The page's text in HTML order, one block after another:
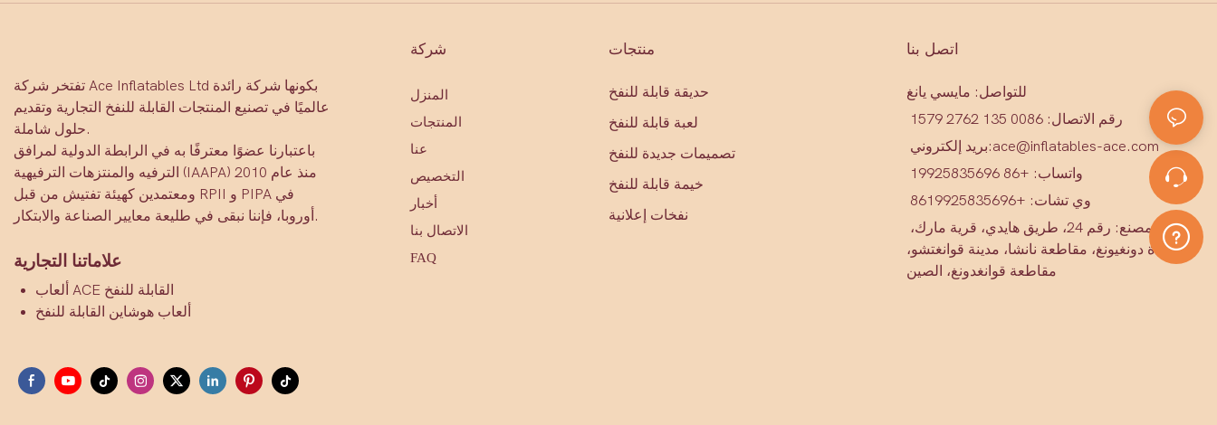
تفتخر شركة Ace Inflatables Ltd بكونها شركة رائدة
عالميًا في تصنيع المنتجات القابلة للنفخ التجارية وتقديم
حلول شاملة.
باعتبارنا عضوًا معترفًا به في الرابطة الدولية لمرافق
الترفيه والمنتزهات الترفيهية (IAAPA) منذ عام 2010
ومعتمدين كهيئة تفتيش من قبل RPII و PIPA في
أوروبا، فإننا نبقى في طليعة معايير الصناعة والابتكار.
علاماتنا التجارية
ألعاب ACE القابلة للنفخ
ألعاب هوشاين القابلة للنفخ
شركة
المنزل
المنتجات
عنا
التخصيص
أخبار
الاتصال بنا
FAQ
منتجات
حديقة قابلة للنفخ
لعبة قابلة للنفخ
تصميمات جديدة للنفخ
خيمة قابلة للنفخ
نفخات إعلانية
اتصل بنا
للتواصل: مايسي يانغ
رقم الاتصال: 0086 135 2762 1579
بريد إلكتروني:ace@inflatables-ace.com
واتساب: +86 19925835696
وي تشات: +8619925835696
بلدة دونغيونغ، مقاطعة نانشا، مدينة قوانغتشو،
مقاطعة قوانغدونغ، الصين